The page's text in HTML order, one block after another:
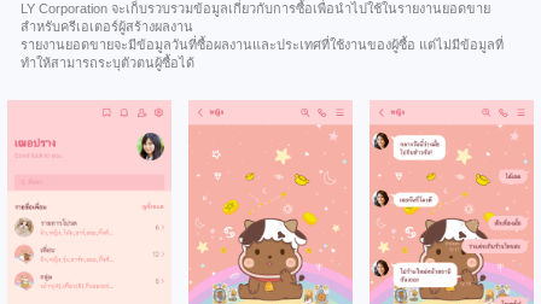
LY Corporation จะเก็บรวบรวมข้อมูลเกี่ยวกับการซื้อเพื่อนำไปใช้ในรายงานยอดขาย
สำหรับครีเอเตอร์ผู้สร้างผลงาน
รายงานยอดขายจะมีข้อมูลวันที่ซื้อผลงานและประเทศที่ใช้งานของผู้ซื้อ แต่ไม่มีข้อมูลที่
ทำให้สามารถระบุตัวตนผู้ซื้อได้